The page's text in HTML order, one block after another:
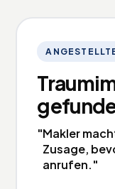
"Makler
Zusage,
anrufen."